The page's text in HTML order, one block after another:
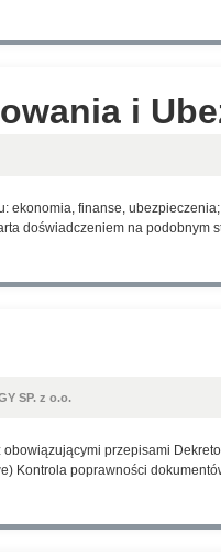
i
ekonomia, finanse,
doświadczeniem na podobnym
SP. z o.o.
przepisami
Kontrola poprawności